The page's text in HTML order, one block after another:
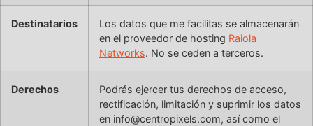
Destinatarios
Los datos que me facilitas se almacenarán
en el proveedor de hosting Raiola
Networks. No se ceden a terceros.
Derechos
Podrás ejercer tus derechos de acceso,
rectificación, limitación y suprimir los datos
en info@centropixels.com, así como el